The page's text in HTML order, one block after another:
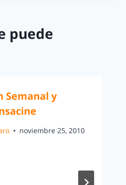
puede
Semanal y
noviembre 25, 2010